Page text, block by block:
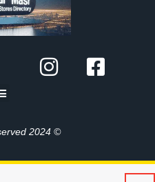
© 2024 All Rights Reserved